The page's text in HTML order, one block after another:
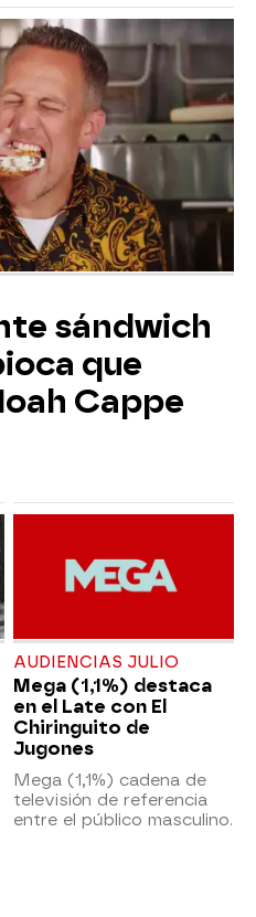
sándwich
que
Cappe
AUDIENCIAS JULIO
Mega (1,1%) destaca
en el Late con El
Chiringuito de
Jugones
Mega (1,1%) cadena de
televisión de referencia
entre el público masculino.